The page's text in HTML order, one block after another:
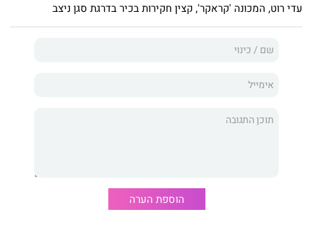
עדי רוט, המכונה 'קראקר', קצין חקירות בכיר בדרגת סגן ניצב
הוספת הערה